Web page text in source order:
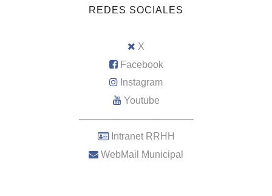
REDES SOCIALES
X
Facebook
Instagram
Youtube
–––––––––––––––––––––
Intranet RRHH
WebMail Municipal